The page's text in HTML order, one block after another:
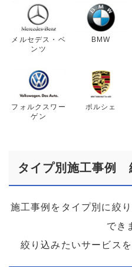
メルセデス・ベ
ンツ
BMW
フォルクスワー
ゲン
ポルシェ
タイプ別施工事例
施工事例をタイプ別に絞
でき
絞り込みたいサービス